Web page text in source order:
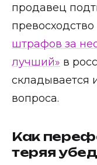
продавец
штрафов за
лучший» в
складывается
вопроса.
Как
теряя